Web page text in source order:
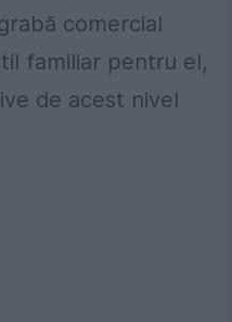
comercial
familiar pentru el,
de acest nivel